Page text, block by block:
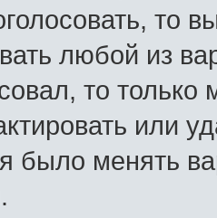
то
любой из
то
или
было менять